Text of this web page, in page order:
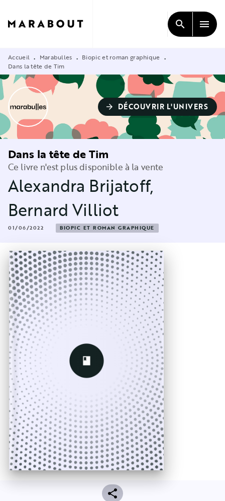
CONTENU
search menu
Accueil • Marabulles • Biopic et roman graphique •
Dans la tête de Tim
arrow_forward DÉCOUVRIR L'UNIVERS
Dans la tête de Tim
Ce livre n'est plus disponible à la vente
Alexandra Brijatoff,
Bernard Villiot
01/06/2022 BIOPIC ET ROMAN GRAPHIQUE